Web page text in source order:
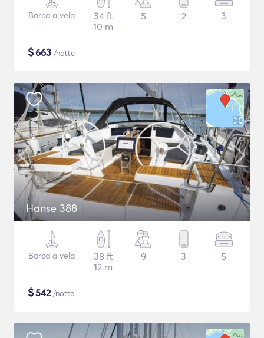
Barca a vela
34 ft
10 m
5 2 3
$663 /notte
Hanse 388
Barca a vela
38 ft
12 m
9 3 5
$542/notte